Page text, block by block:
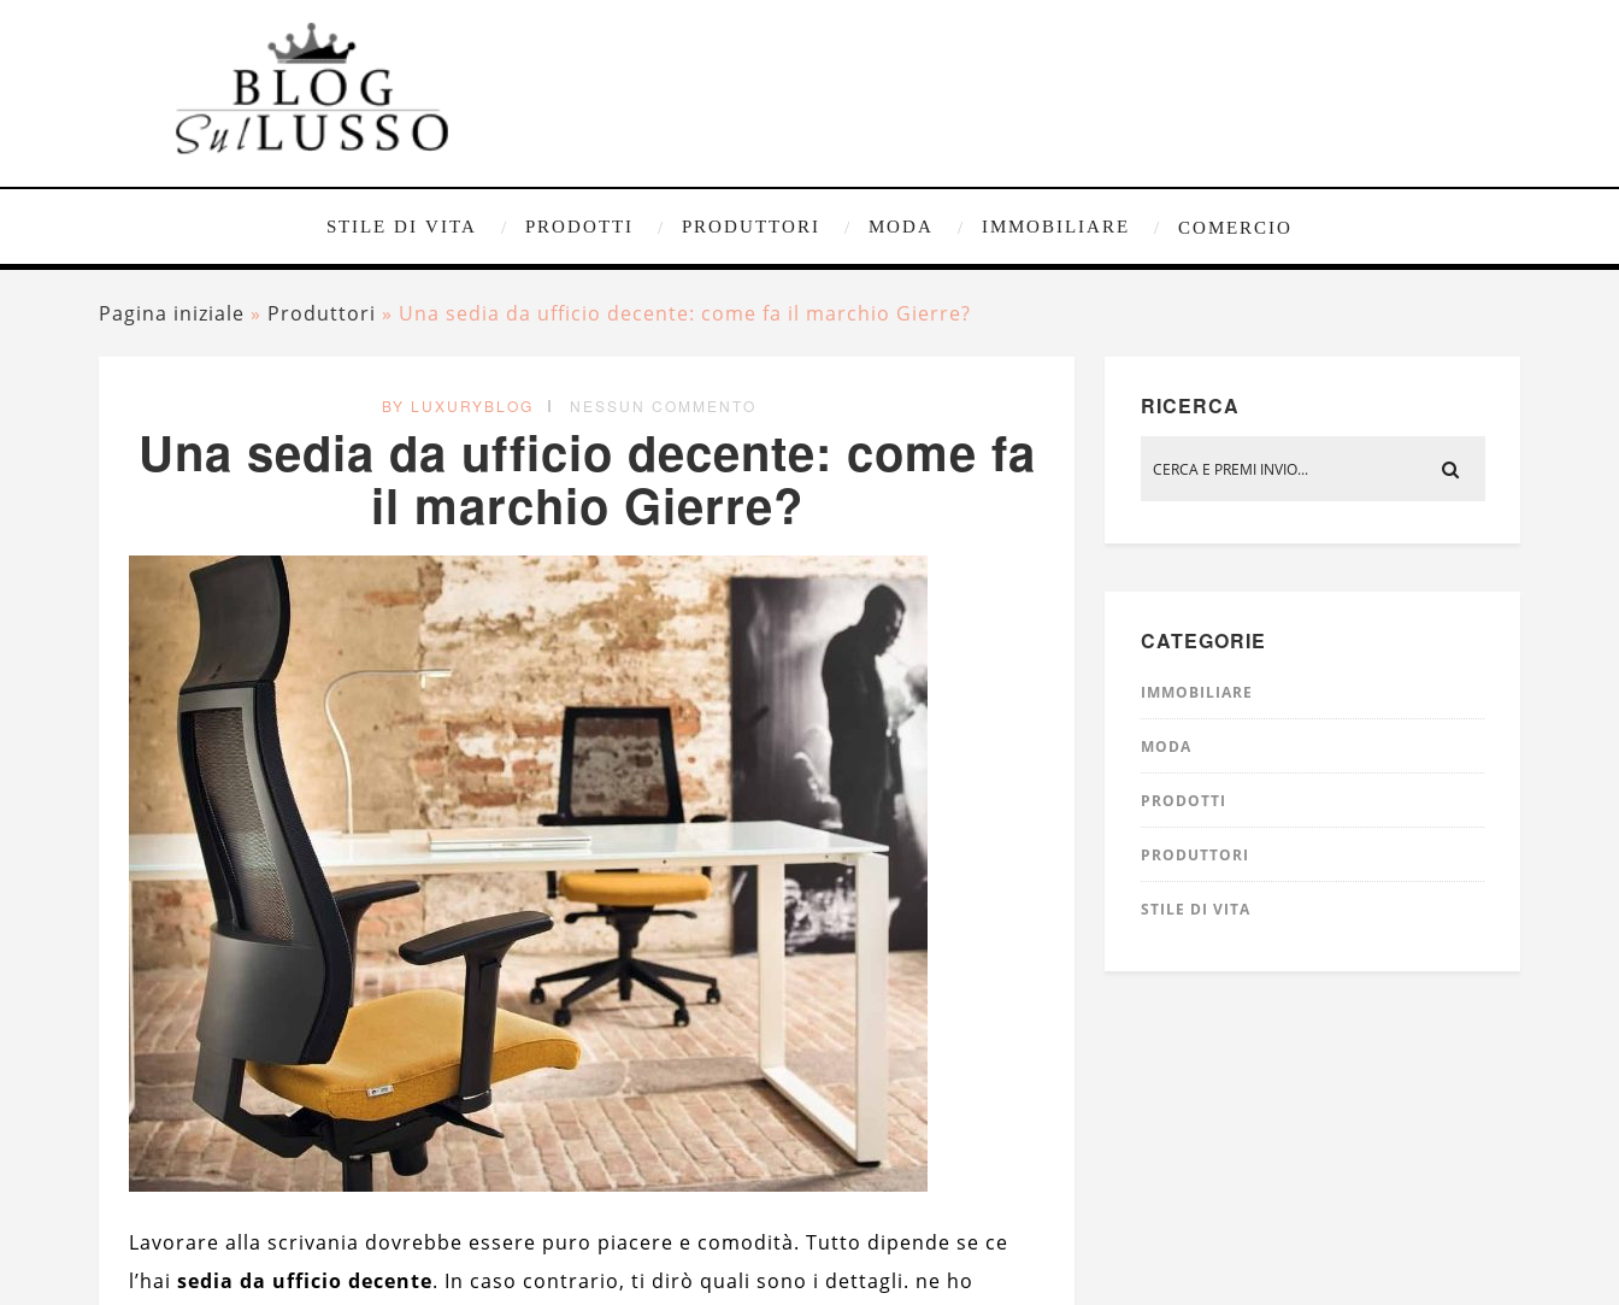
STILE DI VITA PRODOTTI PRODUTTORI MODA IMMOBILIARE COMERCIO
Pagina iniziale » Produttori » Una sedia da ufficio decente: come fa il marchio Gierre?
BY LUXURYBLOG NESSUN COMMENTO
Una sedia da ufficio decente: come fa
il marchio Gierre?
Lavorare alla scrivania dovrebbe essere puro piacere e comodità. Tutto dipende se ce
l’hai sedia da ufficio decente. In caso contrario, ti dirò quali sono i dettagli. ne ho
RICERCA
CATEGORIE
IMMOBILIARE
MODA
PRODOTTI
PRODUTTORI
STILE DI VITA